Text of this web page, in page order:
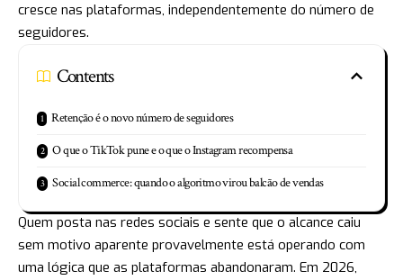
cresce nas plataformas, independentemente do número de
seguidores.
Contents
Retenção é o novo número de seguidores
O que o TikTok pune e o que o Instagram recompensa
Social commerce: quando o algoritmo virou balcão de vendas
Quem posta nas redes sociais e sente que o alcance caiu
sem motivo aparente provavelmente está operando com
uma lógica que as plataformas abandonaram. Em 2026,